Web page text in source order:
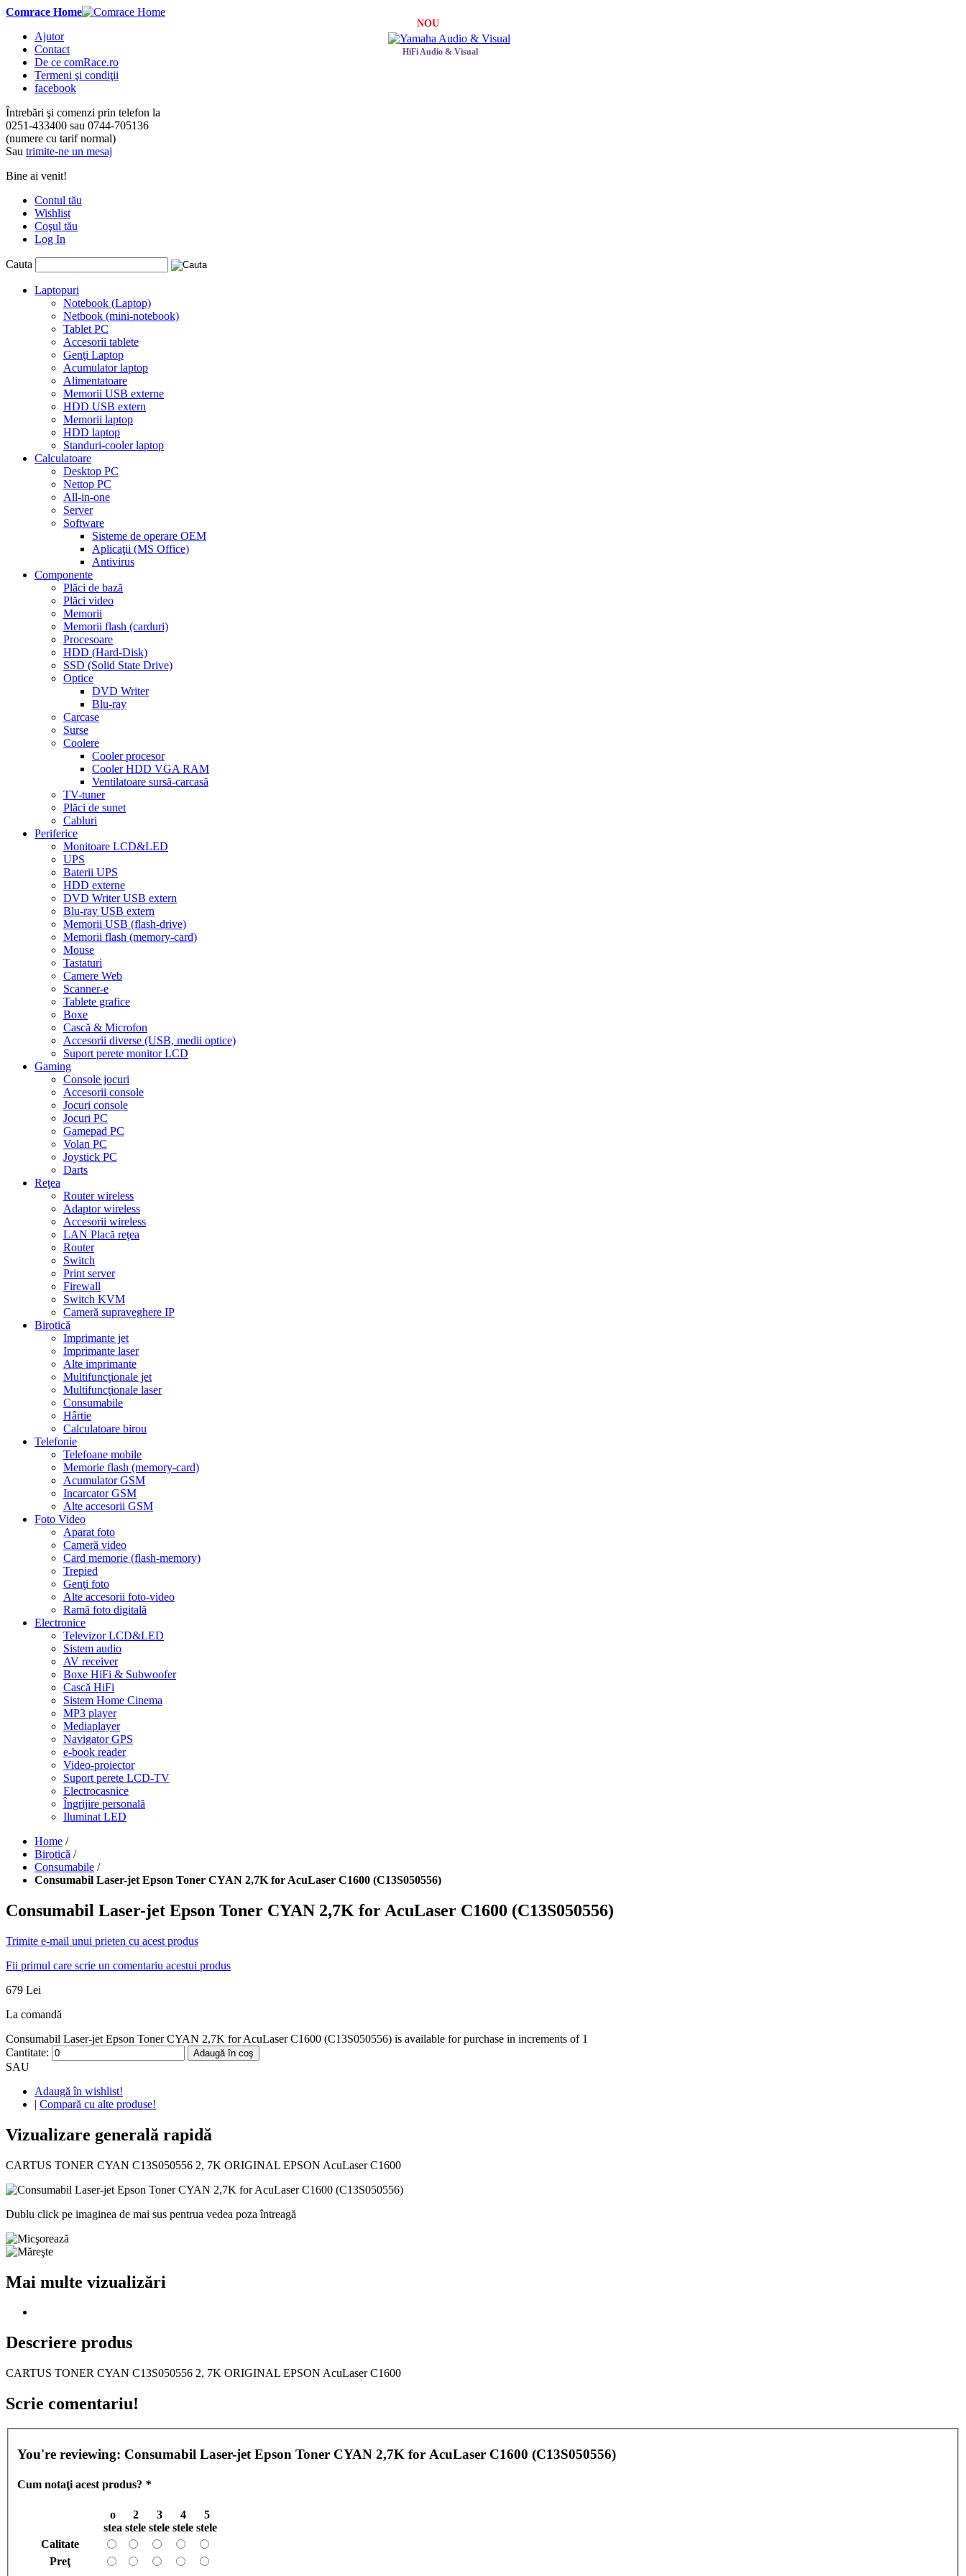
Comrace Home
Ajutor
Contact
De ce comRace.ro
Termeni şi condiţii
facebook
Întrebări şi comenzi prin telefon la
0251-433400 sau 0744-705136
(numere cu tarif normal)
Sau trimite-ne un mesaj
Bine ai venit!
Contul tău
Wishlist
Coşul tău
Log In
NOU
HiFi Audio & Visual
Cauta
Laptopuri
Notebook (Laptop)
Netbook (mini-notebook)
Tablet PC
Accesorii tablete
Genţi Laptop
Acumulator laptop
Alimentatoare
Memorii USB externe
HDD USB extern
Memorii laptop
HDD laptop
Standuri-cooler laptop
Calculatoare
Desktop PC
Nettop PC
All-in-one
Server
Software
Sisteme de operare OEM
Aplicaţii (MS Office)
Antivirus
Componente
Plăci de bază
Plăci video
Memorii
Memorii flash (carduri)
Procesoare
HDD (Hard-Disk)
SSD (Solid State Drive)
Optice
DVD Writer
Blu-ray
Carcase
Surse
Coolere
Cooler procesor
Cooler HDD VGA RAM
Ventilatoare sursă-carcasă
TV-tuner
Plăci de sunet
Cabluri
Periferice
Monitoare LCD&LED
UPS
Baterii UPS
HDD externe
DVD Writer USB extern
Blu-ray USB extern
Memorii USB (flash-drive)
Memorii flash (memory-card)
Mouse
Tastaturi
Camere Web
Scanner-e
Tablete grafice
Boxe
Cască & Microfon
Accesorii diverse (USB, medii optice)
Suport perete monitor LCD
Gaming
Console jocuri
Accesorii console
Jocuri console
Jocuri PC
Gamepad PC
Volan PC
Joystick PC
Darts
Reţea
Router wireless
Adaptor wireless
Accesorii wireless
LAN Placă reţea
Router
Switch
Print server
Firewall
Switch KVM
Cameră supraveghere IP
Birotică
Imprimante jet
Imprimante laser
Alte imprimante
Multifuncţionale jet
Multifuncţionale laser
Consumabile
Hârtie
Calculatoare birou
Telefonie
Telefoane mobile
Memorie flash (memory-card)
Acumulator GSM
Incarcator GSM
Alte accesorii GSM
Foto Video
Aparat foto
Cameră video
Card memorie (flash-memory)
Trepied
Genţi foto
Alte accesorii foto-video
Ramă foto digitală
Electronice
Televizor LCD&LED
Sistem audio
AV receiver
Boxe HiFi & Subwoofer
Cască HiFi
Sistem Home Cinema
MP3 player
Mediaplayer
Navigator GPS
e-book reader
Video-proiector
Suport perete LCD-TV
Electrocasnice
Îngrijire personală
Iluminat LED
Home /
Birotică /
Consumabile /
Consumabil Laser-jet Epson Toner CYAN 2,7K for AcuLaser C1600 (C13S050556)
Consumabil Laser-jet Epson Toner CYAN 2,7K for AcuLaser C1600 (C13S050556)
Trimite e-mail unui prieten cu acest produs
Fii primul care scrie un comentariu acestui produs
679 Lei
La comandă
Consumabil Laser-jet Epson Toner CYAN 2,7K for AcuLaser C1600 (C13S050556) is available for purchase in increments of 1
Cantitate:
Adaugă în coş
SAU
Adaugă în wishlist!
| Compară cu alte produse!
Vizualizare generală rapidă
CARTUS TONER CYAN C13S050556 2, 7K ORIGINAL EPSON AcuLaser C1600
Dublu click pe imaginea de mai sus pentrua vedea poza întreagă
Mai multe vizualizări
Descriere produs
CARTUS TONER CYAN C13S050556 2, 7K ORIGINAL EPSON AcuLaser C1600
Scrie comentariu!
You're reviewing: Consumabil Laser-jet Epson Toner CYAN 2,7K for AcuLaser C1600 (C13S050556)
Cum notaţi acest produs? *
o
stea
2
stele
3
stele
4
stele
5
stele
Calitate
Preţ